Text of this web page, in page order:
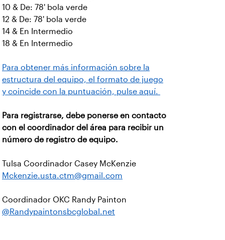
10 & De: 78' bola verde
12 & De: 78' bola verde
14 & En Intermedio
18 & En Intermedio
Para obtener más información sobre la
estructura del equipo, el formato de juego
y coincide con la puntuación, pulse aquí.
Para registrarse, debe ponerse en contacto
con el coordinador del área para recibir un
número de registro de equipo.
Tulsa Coordinador Casey McKenzie
Mckenzie.usta.ctm@gmail.com
Coordinador OKC Randy Painton
@Randypaintonsbcglobal.net